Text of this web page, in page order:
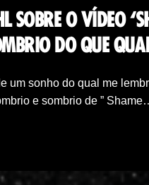
SOBRE O VÍDEO
DO QUE
um sonho do qual me
e sombrio de ”